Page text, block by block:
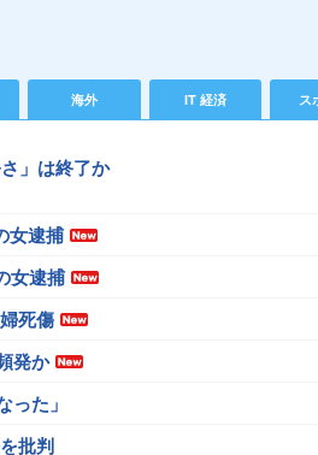
海外 IT 経済 ス
」は終了か
女逮捕
女逮捕
死傷
発か
った」
批判